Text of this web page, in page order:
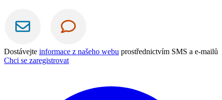
Dostávejte informace z našeho webu prostřednictvím SMS a e-mailů
Chci se zaregistrovat